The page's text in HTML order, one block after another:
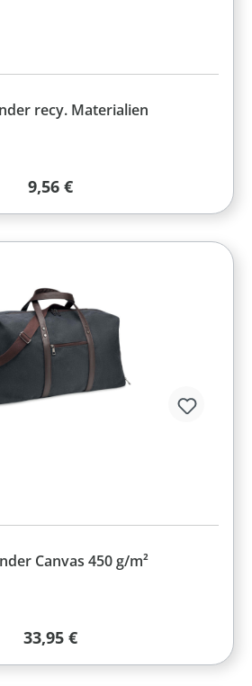
recy. Materialien
Regulärer Preis:
9,56 €
Canvas 450 g/m²
Regulärer Preis:
33,95 €